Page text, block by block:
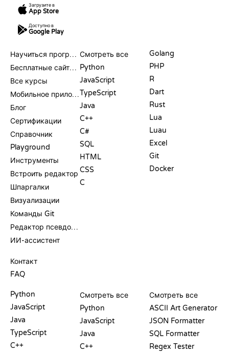
Загрузите в
App Store
Доступно в
Google Play
Научиться программировать
Бесплатные сайты для программирования
Все курсы
Мобильное приложение
Блог
Сертификации
Справочник
Playground
Инструменты
Встроить редактор
Шпаргалки
Визуализации
Команды Git
Редактор псевдокода
ИИ-ассистент
Контакт
FAQ
Смотреть все
Python
JavaScript
TypeScript
Java
C++
C#
SQL
HTML
CSS
C
Golang
PHP
R
Dart
Rust
Lua
Luau
Excel
Git
Docker
Python
JavaScript
Java
TypeScript
C++
Смотреть все
Python
JavaScript
Java
C++
Смотреть все
ASCII Art Generator
JSON Formatter
SQL Formatter
Regex Tester